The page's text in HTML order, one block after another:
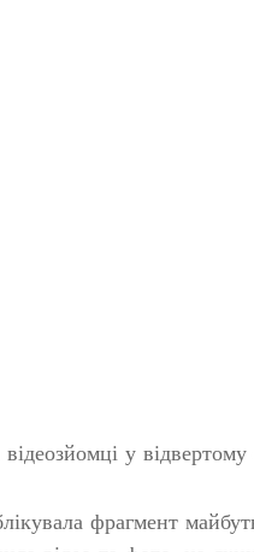
у відвертому
фрагмент